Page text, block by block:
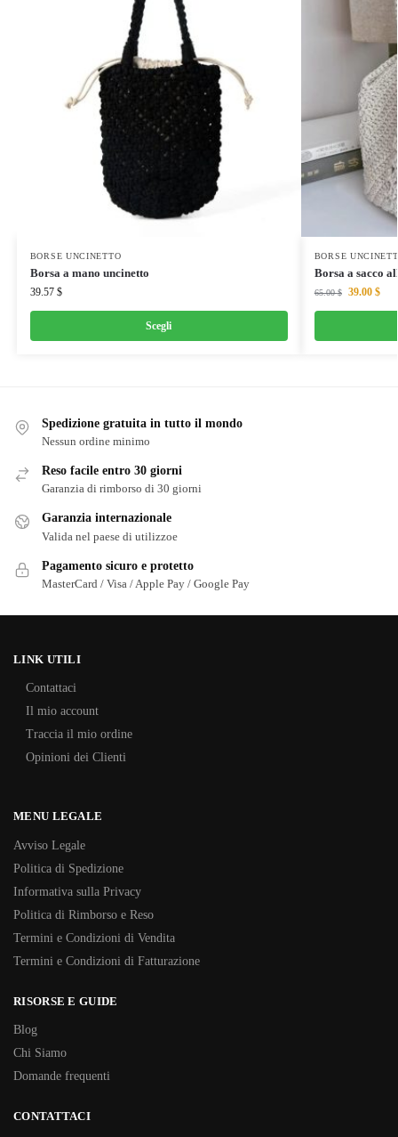
BORSE UNCINETTO
Borsa a mano uncinetto
39.57 $
Scegli
BORSE
Borsa a sacco
65.00$ 39.00 $
Spedizione gratuita in tutto il mondo
Nessun ordine minimo
Reso facile entro 30 giorni
Garanzia di rimborso di 30 giorni
Garanzia internazionale
Valida nel paese di utilizzoe
Pagamento sicuro e protetto
MasterCard / Visa / Apple Pay / Google Pay
LINK UTILI
Contattaci
Il mio account
Traccia il mio ordine
Opinioni dei Clienti
MENU LEGALE
Avviso Legale
Politica di Spedizione
Informativa sulla Privacy
Politica di Rimborso e Reso
Termini e Condizioni di Vendita
Termini e Condizioni di Fatturazione
RISORSE E GUIDE
Blog
Chi Siamo
Domande frequenti
CONTATTACI